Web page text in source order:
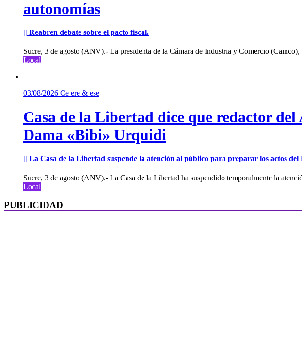
autonomías
|| Reabren debate sobre el pacto fiscal.
Sucre, 3 de agosto (ANV).- La presidenta de la Cámara de Industria y Comercio (Cainco),
Local
03/08/2026 Ce ere & ese
Casa de la Libertad dice que redactor del
Dama «Bibi» Urquidi
|| La Casa de la Libertad suspende la atención al público para preparar los actos del
Sucre, 3 de agosto (ANV).- La Casa de la Libertad ha suspendido temporalmente la
Local
PUBLICIDAD